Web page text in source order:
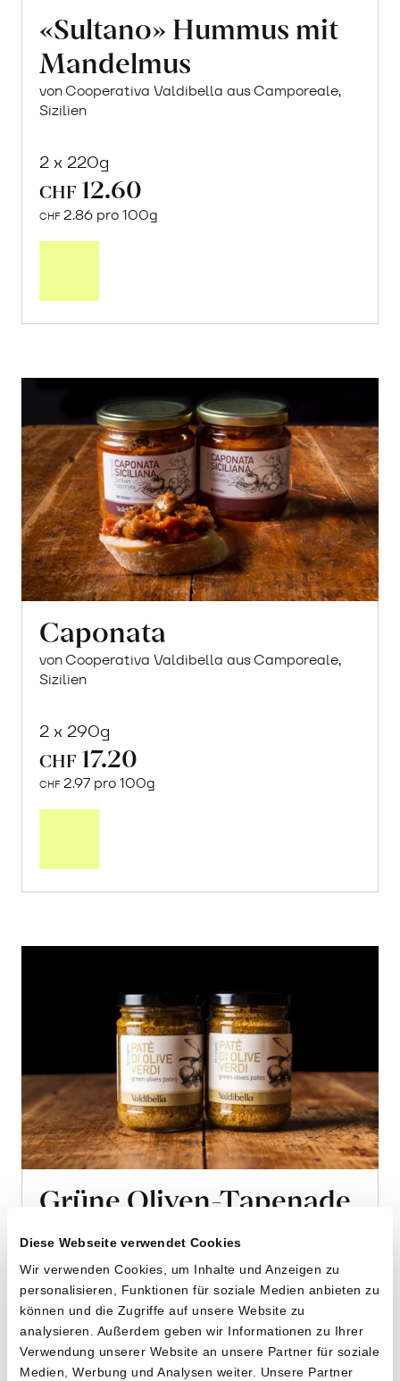
Diese Webseite verwendet Cookies
Wir verwenden Cookies, um Inhalte und Anzeigen zu
personalisieren, Funktionen für soziale Medien anbieten zu
können und die Zugriffe auf unsere Website zu
analysieren. Außerdem geben wir Informationen zu Ihrer
Verwendung unserer Website an unsere Partner für soziale
Medien, Werbung und Analysen weiter. Unsere Partner
«Sultano» Hummus mit
Mandelmus
von Cooperativa Valdibella aus Camporeale,
Sizilien
2 x 220g
CHF 12.60
CHF 2.86 pro 100g
Caponata
von Cooperativa Valdibella aus Camporeale,
Sizilien
2 x 290g
CHF 17.20
CHF 2.97 pro 100g
Grüne Oliven-Tapenade
Sizilien
2 x 140g
CHF10.20
CHF3.64 pro 100g
In